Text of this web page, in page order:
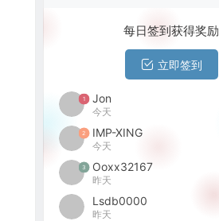
每日签到获得奖励
立即签到
1 Jon
今天
2 IMP-XING
今天
3 Ooxx32167
昨天
Lsdb0000
昨天